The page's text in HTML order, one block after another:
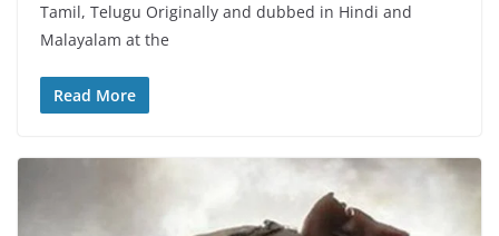
Tamil, Telugu Originally and dubbed in Hindi and
Malayalam at the
Read More